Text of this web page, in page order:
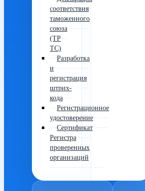
соответствия
таможенного
союза
(ТР
ТС)
Разработка
и
регистрация
штрих-
кода
Регистрационное
удостоверение
Сертификат
Регистра
проверенных
организаций